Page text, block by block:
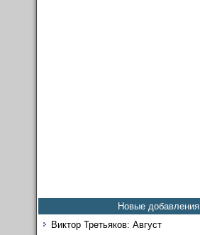
Новые добавления
Виктор Третьяков: Август